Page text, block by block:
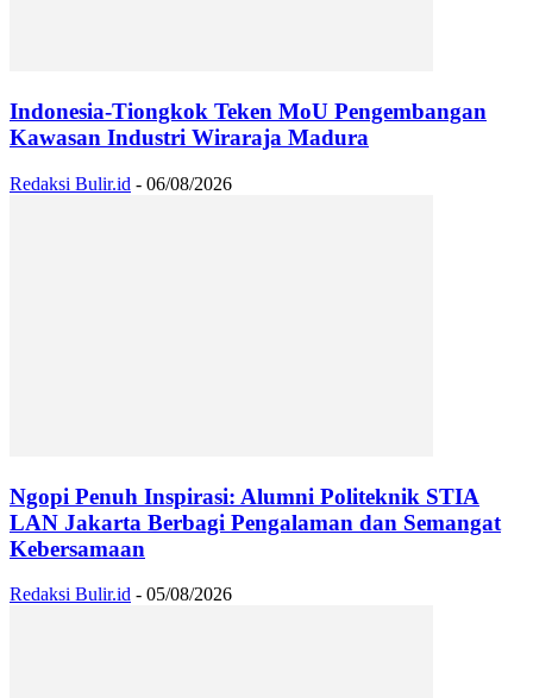
Indonesia-Tiongkok Teken MoU Pengembangan
Kawasan Industri Wiraraja Madura
Redaksi Bulir.id - 06/08/2026
Ngopi Penuh Inspirasi: Alumni Politeknik STIA
LAN Jakarta Berbagi Pengalaman dan Semangat
Kebersamaan
Redaksi Bulir.id - 05/08/2026